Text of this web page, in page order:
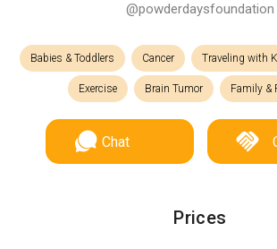
@powderdaysfoundation
Babies & Toddlers Cancer Traveling with
Exercise Brain Tumor Family &
Chat
Prices